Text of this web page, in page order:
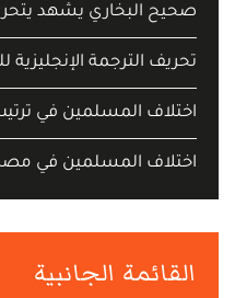
صحيح البخاري يشهد
تحريف الترجمة الإنجليزية
اختلاف المسلمين في
اختلاف المسلمين في
القائمة الجانبية